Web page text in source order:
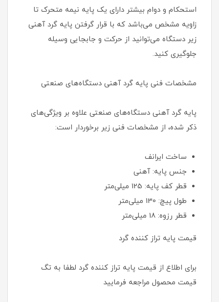
استحکام و دوام بیشتر دارای یک پایه نیمه متحرک تا
زاویه مشخص می‌باشد که با قرار گرفتن پایه گرد آهنی
زیر دستگاه می‌توانید از حرکت و جابجایی وسیله
جلوگیری کنید.
مشخصات فنی پایه گرد آهنی دستگاه‌های صنعتی
پایه گرد آهنی دستگاه‌های صنعتی علاوه بر ویژگی‌های
ذکر شده، از مشخصات فنی زیر برخوردار است:
ساخت ایرانف
جنس پایه: آهنی
قطر کف پایه: 125 میلی‌متر
طول پیچ: 130 میلی‌متر
قطر رزوه: 18 میلی‌متر
قیمت پایه تراز کننده گرد
برای اطلاع از قیمت پایه تراز کننده گرد لطفا به تگ
قیمت محصول مراجعه فرمایید